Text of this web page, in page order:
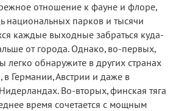
отношение к фауне и флоре,
национальных парков и тысячи
каждые выходные забраться куда-
от города. Однако, во-первых,
легко обнаружите в других странах
Германии, Австрии и даже в
Во-вторых, финская тяга
время сочетается с мощным